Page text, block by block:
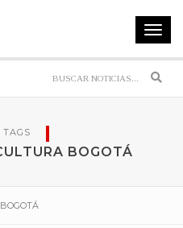
Toggle
BOGOTÁ